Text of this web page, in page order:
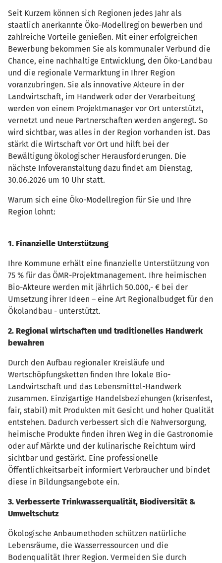
Seit Kurzem können sich Regionen jedes Jahr als
staatlich anerkannte Öko-Modellregion bewerben und
zahlreiche Vorteile genießen. Mit einer erfolgreichen
Bewerbung bekommen Sie als kommunaler Verbund die
Chance, eine nachhaltige Entwicklung, den Öko-Landbau
und die regionale Vermarktung in Ihrer Region
voranzubringen. Sie als innovative Akteure in der
Landwirtschaft, im Handwerk oder der Verarbeitung
werden von einem Projektmanager vor Ort unterstützt,
vernetzt und neue Partnerschaften werden angeregt. So
wird sichtbar, was alles in der Region vorhanden ist. Das
stärkt die Wirtschaft vor Ort und hilft bei der
Bewältigung ökologischer Herausforderungen. Die
nächste Infoveranstaltung dazu findet am Dienstag,
30.06.2026 um 10 Uhr statt.
Warum sich eine Öko-Modellregion für Sie und Ihre
Region lohnt:
1. Finanzielle Unterstützung
Ihre Kommune erhält eine finanzielle Unterstützung von
75 % für das ÖMR-Projektmanagement. Ihre heimischen
Bio-Akteure werden mit jährlich 50.000,- € bei der
Umsetzung ihrer Ideen – eine Art Regionalbudget für den
Ökolandbau - unterstützt.
2. Regional wirtschaften und traditionelles Handwerk
bewahren
Durch den Aufbau regionaler Kreisläufe und
Wertschöpfungsketten finden Ihre lokale Bio-
Landwirtschaft und das Lebensmittel-Handwerk
zusammen. Einzigartige Handelsbeziehungen (krisenfest,
fair, stabil) mit Produkten mit Gesicht und hoher Qualität
entstehen. Dadurch verbessert sich die Nahversorgung,
heimische Produkte finden ihren Weg in die Gastronomie
oder auf Märkte und der kulinarische Reichtum wird
sichtbar und gestärkt. Eine professionelle
Öffentlichkeitsarbeit informiert Verbraucher und bindet
diese in Bildungsangebote ein.
3. Verbesserte Trinkwasserqualität, Biodiversität &
Umweltschutz
Ökologische Anbaumethoden schützen natürliche
Lebensräume, die Wasserressourcen und die
Bodenqualität Ihrer Region. Vermeiden Sie durch